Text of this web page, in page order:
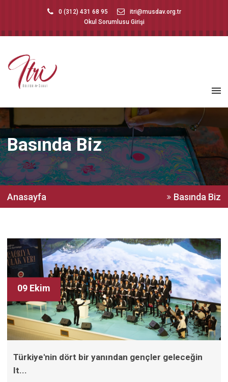
0 (312) 431 68 95
itri@musdav.org.tr
Okul Sorumlusu Girişi
Basında Biz
Anasayfa Basında Biz
09 Ekim
Türkiye'nin dört bir yanından gençler geleceğin
It...